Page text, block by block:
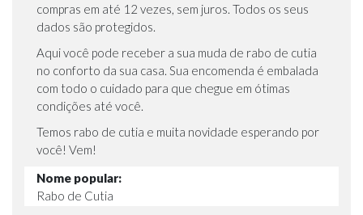
compras em até 12 vezes, sem juros. Todos os seus
dados são protegidos.
Aqui você pode receber a sua muda de rabo de cutia
no conforto da sua casa. Sua encomenda é embalada
com todo o cuidado para que chegue em ótimas
condições até você.
Temos rabo de cutia e muita novidade esperando por
você! Vem!
Nome popular:
Rabo de Cutia